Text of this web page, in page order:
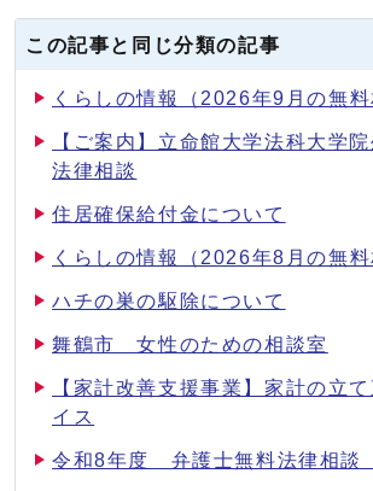
この記事と同じ分類の記事
くらしの情報（2026年9月の無料
【ご案内】立命館大学法科大学
法律相談
住居確保給付金について
くらしの情報（2026年8月の無料
ハチの巣の駆除について
舞鶴市 女性のための相談室
【家計改善支援事業】家計の立
イス
令和8年度 弁護士無料法律相談